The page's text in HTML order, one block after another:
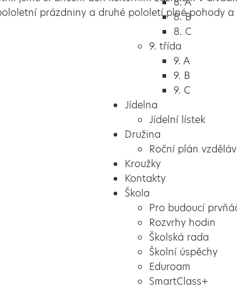
8. B
8. C
9. třída
9. A
9. B
9. C
Jídelna
Jídelní lístek
Družina
Roční plán
Kroužky
Kontakty
Škola
Pro budoucí
Rozvrhy hodin
Školská rada
Školní úspěchy
Eduroam
SmartClass+
prázdniny a druhé pololetí plné pohody